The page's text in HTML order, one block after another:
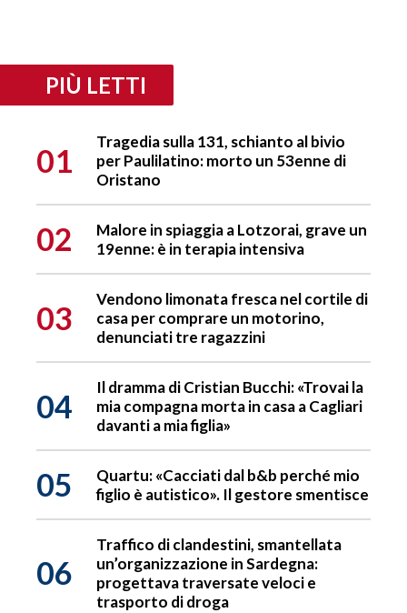
PIÙ LETTI
01
Tragedia sulla 131, schianto al bivio
per Paulilatino: morto un 53enne di
Oristano
02
Malore in spiaggia a Lotzorai, grave un
19enne: è in terapia intensiva
03
Vendono limonata fresca nel cortile di
casa per comprare un motorino,
denunciati tre ragazzini
04
Il dramma di Cristian Bucchi: «Trovai la
mia compagna morta in casa a Cagliari
davanti a mia figlia»
05
Quartu: «Cacciati dal b&b perché mio
figlio è autistico». Il gestore smentisce
06
Traffico di clandestini, smantellata
un’organizzazione in Sardegna:
progettava traversate veloci e
trasporto di droga